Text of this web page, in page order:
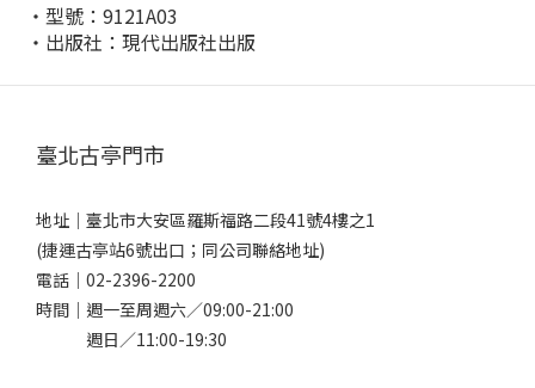
・型號：9121A03
・出版社： 現代出版社出版
臺北古亭門市
地址｜ 臺北市大安區羅斯福路二段41號4樓之1
(捷運古亭站6號出口；同公司聯絡地址)
電話｜ 02-2396-2200
時間｜週一至周週六／09:00-21:00
週日／11:00-19:30